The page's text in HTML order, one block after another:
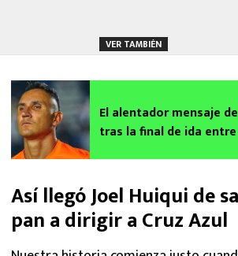
VER TAMBIÉN
El alentador mensaje
tras la final de ida entre
Así llegó Joel Huiqui de
pan a dirigir a Cruz Azul